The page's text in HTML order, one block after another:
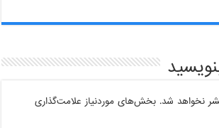
نخواهد شد. بخش‌های موردنیاز علامت‌گذاری